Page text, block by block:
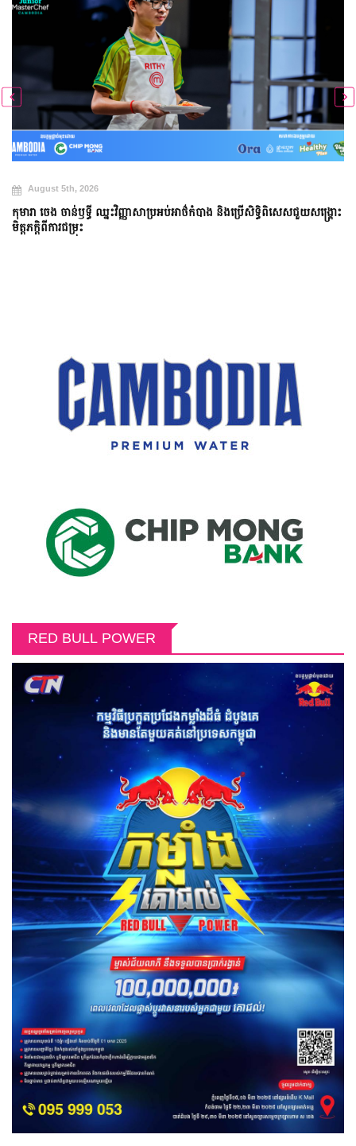
August 5th, 2026
កុមារា ចេង ចាន់ឫទ្ធី ឈ្នះវិញ្ញាសាប្រអប់អាថ៌កំបាង និងប្រើសិទ្ធិពិសេសជួយសង្គ្រោះ
មិត្តភក្តិពីការជម្រុះ
RED BULL POWER